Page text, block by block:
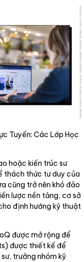
Tuyến: Các Lớp Học
hoặc kiến trúc sư
thách thức tư duy của
cũng trở nên khó đảo
lược nền tảng, cơ sở
định hướng kỹ thuật
được mở rộng để
được thiết kế để
trưởng nhóm kỹ